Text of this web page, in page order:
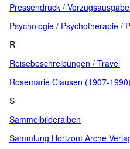
Pressendruck /
Psychologie / Psychotherapie /
R
Reisebeschreibungen / Travel
Rosemarie Clausen (1907-1990)
S
Sammelbilderalben
Sammlung Horizont Arche